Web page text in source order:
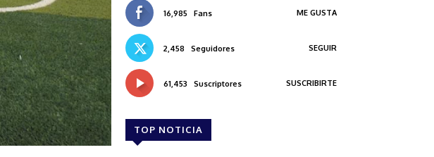
16,985 Fans ME GUSTA
2,458 Seguidores SEGUIR
61,453 Suscriptores SUSCRIBIRTE
TOP NOTICIA